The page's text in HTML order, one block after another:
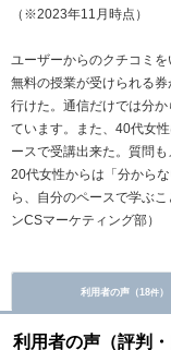
（※2023年11月時点）
ユーザーからのクチコミ
無料の授業が受けられる
行けた。通信だけでは分
ています。また、40代女
ースで受講出来た。質問
20代女性からは「分から
ら、自分のペースで学ぶ
ンCSマーケティング部）
利用者の声（18件）
利用者の声（評判・